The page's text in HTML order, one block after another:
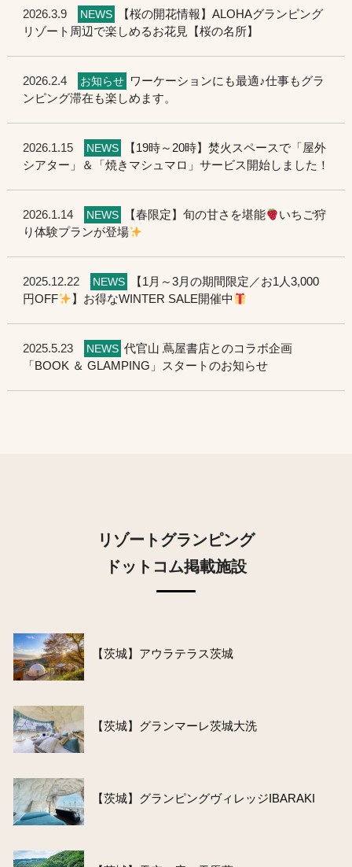
2026.3.9 NEWS
【桜の開花情報】ALOHAグランピング
リゾート周辺で楽しめるお花見【桜の名所】
2026.2.4 お知らせ ワーケーションにも最適♪仕事もグラ
ンピング滞在も楽しめます。
2026.1.15 NEWS
【19時～20時】焚火スペースで「屋外
シアター」＆「焼きマシュマロ」サービス開始しました！
2026.1.14 NEWS 【春限定】旬の甘さを堪能
いちご狩
り体験プランが登場
2025.12.22 NEWS
【1月～3月の期間限定／お1人3,000
円OFF
】お得なWINTER SALE開催中
2025.5.23 NEWS 代官山 蔦屋書店とのコラボ企画
「BOOK ＆ GLAMPING」スタートのお知らせ
リゾートグランピング
ドットコム掲載施設
【茨城】アウラテラス茨城
【茨城】グランマーレ茨城大洗
【茨城】グランピングヴィレッジIBARAKI